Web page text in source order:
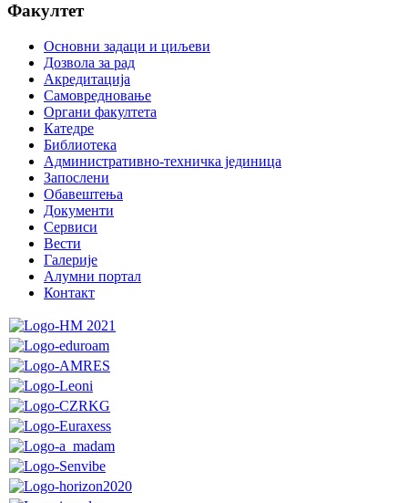
Факултет
Основни задаци и циљеви
Дозвола за рад
Акредитација
Самовредновање
Органи факултета
Катедре
Библиотека
Административно-техничка јединица
Запослени
Обавештења
Документи
Сервиси
Вести
Галерије
Алумни портал
Контакт